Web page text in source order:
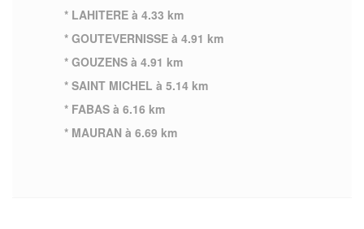
* LAHITERE à 4.33 km
* GOUTEVERNISSE à 4.91 km
* GOUZENS à 4.91 km
* SAINT MICHEL à 5.14 km
* FABAS à 6.16 km
* MAURAN à 6.69 km